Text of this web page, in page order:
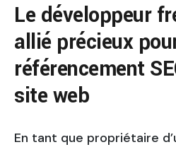
Le développeur
allié précieux
référencement
site web
En tant que propriétaire